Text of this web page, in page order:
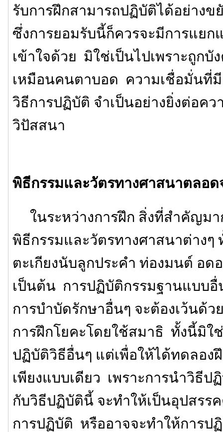
รับการฝึกสามารถปฏิบัติได้อย่าง
ซึ่งการยอมรับนี้ก็ควรจะมีการแยก
เข้าใจด้วย มิใช่เป็นไปเพราะถูกบั
เหมือนคนตาบอด ความเชื่อมั่นที่
วิธีการปฏิบัติ จำเป็นอย่างยิ่งต่อคว
วิปัสสนา
พิธีกรรมและวัตรทางศาสนาตลอ
ในระหว่างการฝึก สิ่งที่สำคัญมา
พิธีกรรมและวัตรทางศาสนาต่างๆ
ตะเกียงนับลูกประคำ ท่องมนต์ อด
เป็นต้น การปฏิบัติกรรมฐานแบบอื่
การบำบัดรักษาอื่นๆ จะต้องเว้นด้ว
การฝึกโยคะโดยใช้สมาธิ ทั้งนี้มิใ
ปฏิบัติวิธีอื่นๆ แต่เพื่อให้ได้ทดลอง
เพียงแบบเดียว เพราะการนำวิธี
กับวิธีปฏิบัตินี้ จะทำให้เป็นอุปสรร
การปฏิบัติ หรืออาจจะทำให้การป